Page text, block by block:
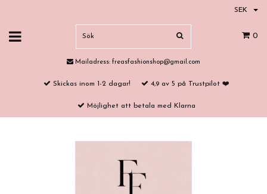
SEK
0
Mailadress: freasfashionshop@gmail.com
Skickas inom 1-2 dagar! 4,9 av 5 på Trustpilot ❤️
Möjlighet att betala med Klarna